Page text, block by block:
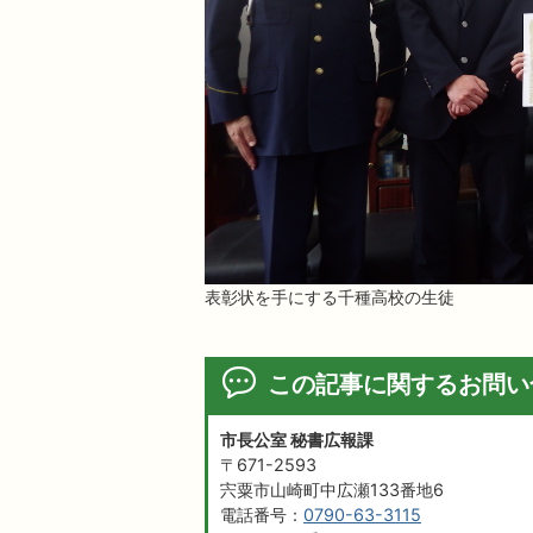
表彰状を手にする千種高校の生徒
この記事に関するお問
市長公室 秘書広報課
〒671-2593
宍粟市山崎町中広瀬133番地6
電話番号： 0790-63-3115